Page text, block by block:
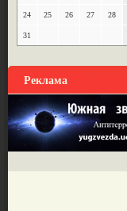
24 25 26 27 28
31
Реклама